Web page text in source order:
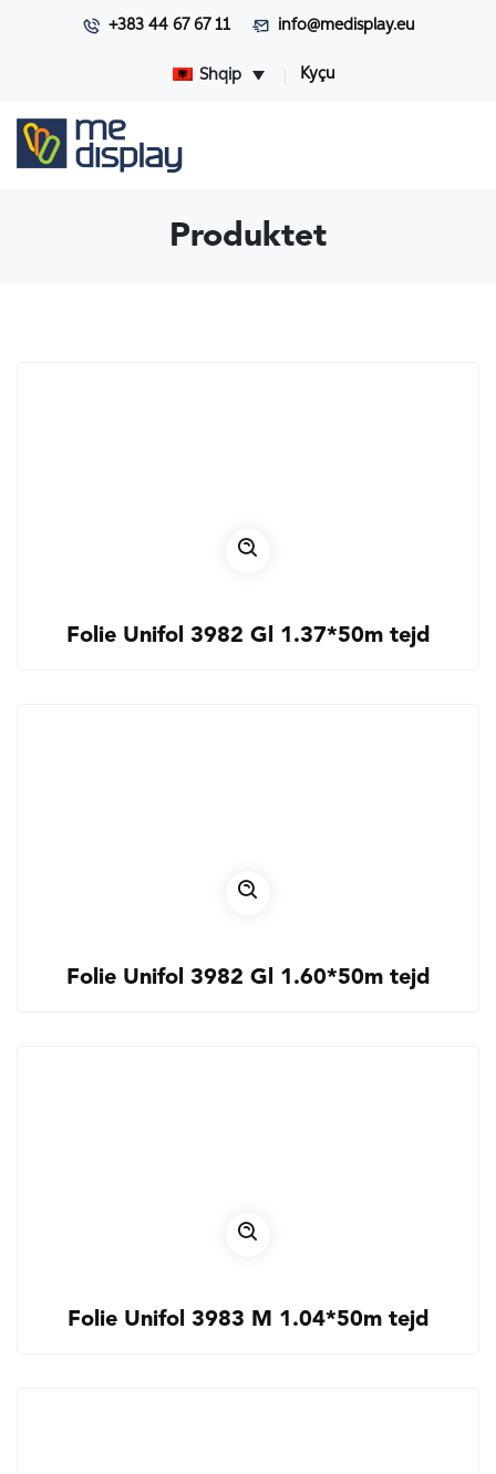
+383 44 67 67 11 info@medisplay.eu
Shqip Kyçu
Produktet
Folie Unifol 3982 Gl 1.37*50m tejd
Folie Unifol 3982 Gl 1.60*50m tejd
Folie Unifol 3983 M 1.04*50m tejd